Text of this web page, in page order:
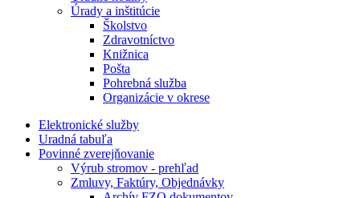
Úrady a inštitúcie
Školstvo
Zdravotníctvo
Knižnica
Pošta
Pohrebná služba
Organizácie v okrese
Elektronické služby
Uradná tabuľa
Povinné zverejňovanie
Výrub stromov - prehľad
Zmluvy, Faktúry, Objednávky